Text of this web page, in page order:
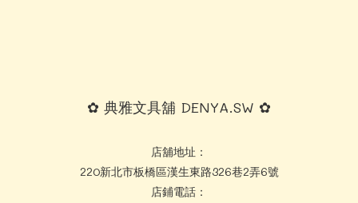
✿ 典雅文具舖 DENYA.SW ✿
店舖地址：
220新北市板橋區漢生東路326巷2弄6號
店鋪電話：